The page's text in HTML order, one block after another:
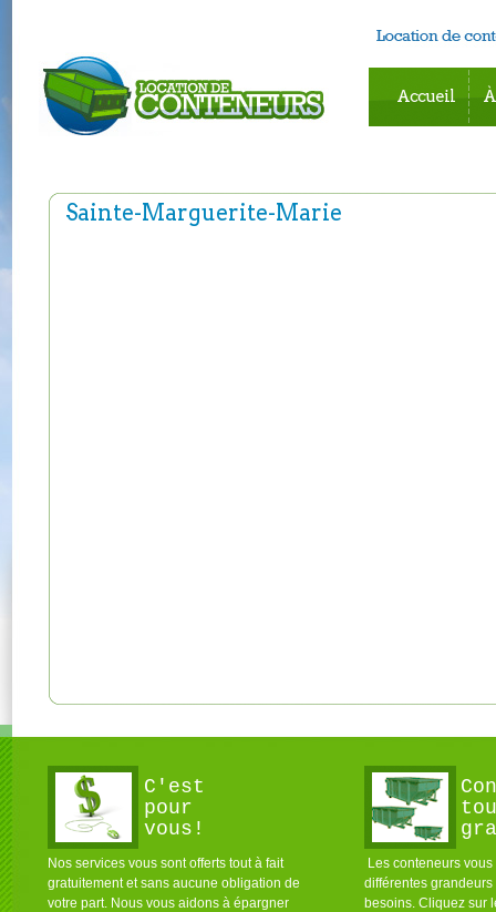
Accueil
Sainte-Marguerite-Marie
C'est
pour
vous!
Nos services vous sont offerts tout à fait
gratuitement et sans aucune obligation de
votre part. Nous vous aidons à épargner
Les conteneurs
différentes grandeurs
besoins. Cliquez sur